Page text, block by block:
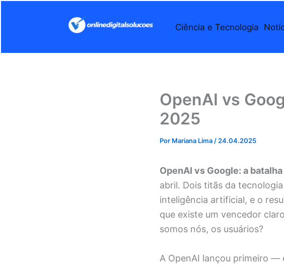
conteúdo
Ciência e Tecnologia
OpenAI vs
2025
Por Mariana Lima / 24.04.2025
OpenAI vs Google: a
abril. Dois titãs da
inteligência artificial, e o
que existe um vencedor
somos nós, os usuários?
A OpenAI lançou primeiro —